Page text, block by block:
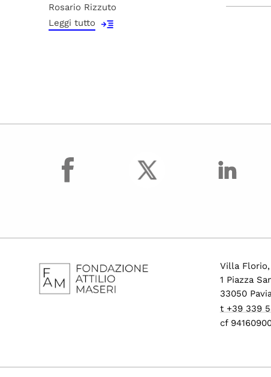
Rosario Rizzuto
Leggi tutto
facebook
Villa
1 Piazza
33050
t +39 339
cf